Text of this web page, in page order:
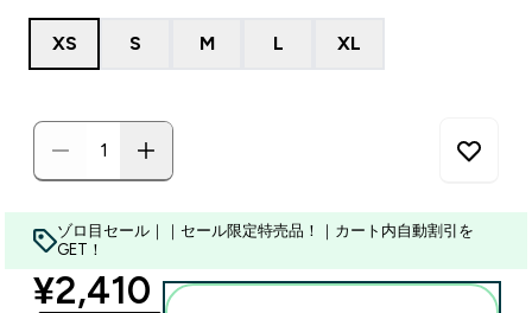
XS S M L XL
ゾロ目セール｜｜セール限定特売品！｜カート内自動割引を
GET！
discounted price
¥2,410‎